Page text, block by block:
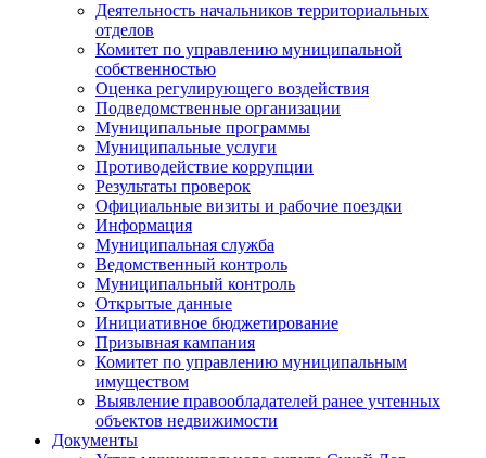
Деятельность начальников территориальных
отделов
Комитет по управлению муниципальной
собственностью
Оценка регулирующего воздействия
Подведомственные организации
Муниципальные программы
Муниципальные услуги
Противодействие коррупции
Результаты проверок
Официальные визиты и рабочие поездки
Информация
Муниципальная служба
Ведомственный контроль
Муниципальный контроль
Открытые данные
Инициативное бюджетирование
Призывная кампания
Комитет по управлению муниципальным
имуществом
Выявление правообладателей ранее учтенных
объектов недвижимости
Документы